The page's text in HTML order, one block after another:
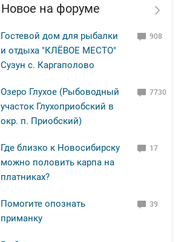
Новое на форуме
Гостевой дом для рыбалки
и отдыха "КЛЁВОЕ МЕСТО"
Сузун с. Каргаполово
908
Озеро Глухое (Рыбоводный
участок Глухоприобский в
окр. п. Приобский)
7730
Где близко к Новосибирску
можно половить карпа на
платниках?
17
Помогите опознать
приманку
39